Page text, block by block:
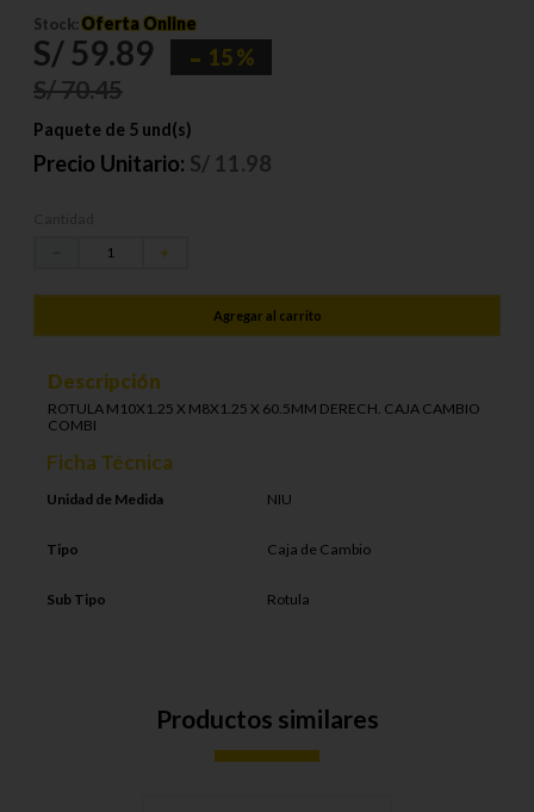
Stock: Oferta Online
S/59.89 15 %
S/70.45
Paquete de 5 und(s)
Precio Unitario: S/ 11.98
＋
Agregar al carrito
Descripción
ROTULA M10X1.25 X M8X1.25 X 60.5MM DERECH. CAJA CAMBIO
COMBI
Ficha Técnica
Unidad de Medida NIU
Tipo Caja de Cambio
Sub Tipo Rotula
Productos similares